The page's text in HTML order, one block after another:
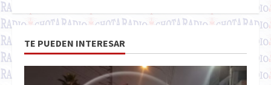
TE PUEDEN INTERESAR